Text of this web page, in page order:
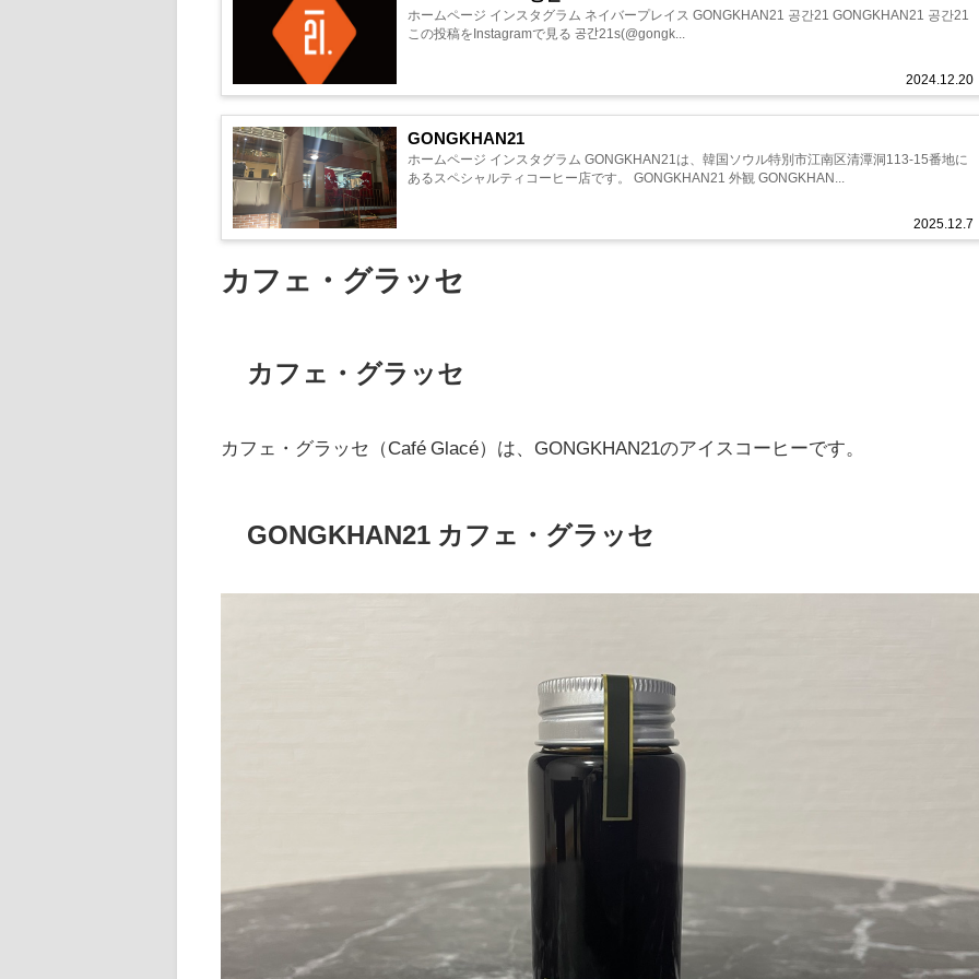
2024.12.20
ホームページ インスタグラム ネイバープレイス GONGKHAN21 공간21 GONGKHAN21 공간21
この投稿をInstagramで見る 공간21s(@gongk...
GONGKHAN21
2025.12.7
ホームページ インスタグラム GONGKHAN21は、韓国ソウル特別市江南区清潭洞113-15番地に
あるスペシャルティコーヒー店です。 GONGKHAN21 外観 GONGKHAN...
カフェ・グラッセ
カフェ・グラッセ
カフェ・グラッセ（Café Glacé）は、GONGKHAN21のアイスコーヒーです。
GONGKHAN21 カフェ・グラッセ